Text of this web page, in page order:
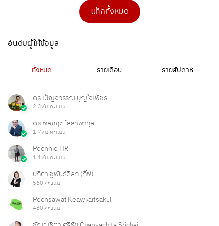
แท็กทั้งหมด
อันดับผู้ให้ข้อมูล
ทั้งหมด รายเดือน รายสัปดาห์
ดร.เบ็ญจวรรณ บุญใจเพ็ชร
2.3พัน คะแนน
ดร.พลกฤต โสลาพากุล
1.7พัน คะแนน
Poonnie HR
1.1พัน คะแนน
ปถิตา ชูพันธ์ดิลก (กิ๊ฟ)
560 คะแนน
Poonsawat Keawkaitsakul
480 คะแนน